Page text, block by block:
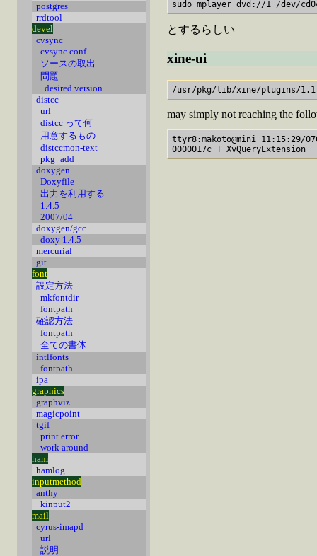
postgres
rrdtool
devel
cvsync
cvsync.conf
ソースの取出
問題
desired version
distcc
url
distcc って何
用意するもの
distccmon-text
pkg_add
doxygen
Doxyfile
出力を利用する
1.4.5
2007/04
doxygen/gcc
doxy 1.4.5
mercurial
git
font
設定方法
mkfontdir
fontpath
確認方法
fontpath
全ての書体
intlfonts
fontpath
ipa
graphics
graphviz
magicpoint
tgif
print error
work around
ham
hamlog
inputmethod
anthy
kinput2
mail
cyrus-imapd
url
説明
とするらしい
xine-ui
may simply not reaching the
ttyr8:makoto@mini 11:15:29/